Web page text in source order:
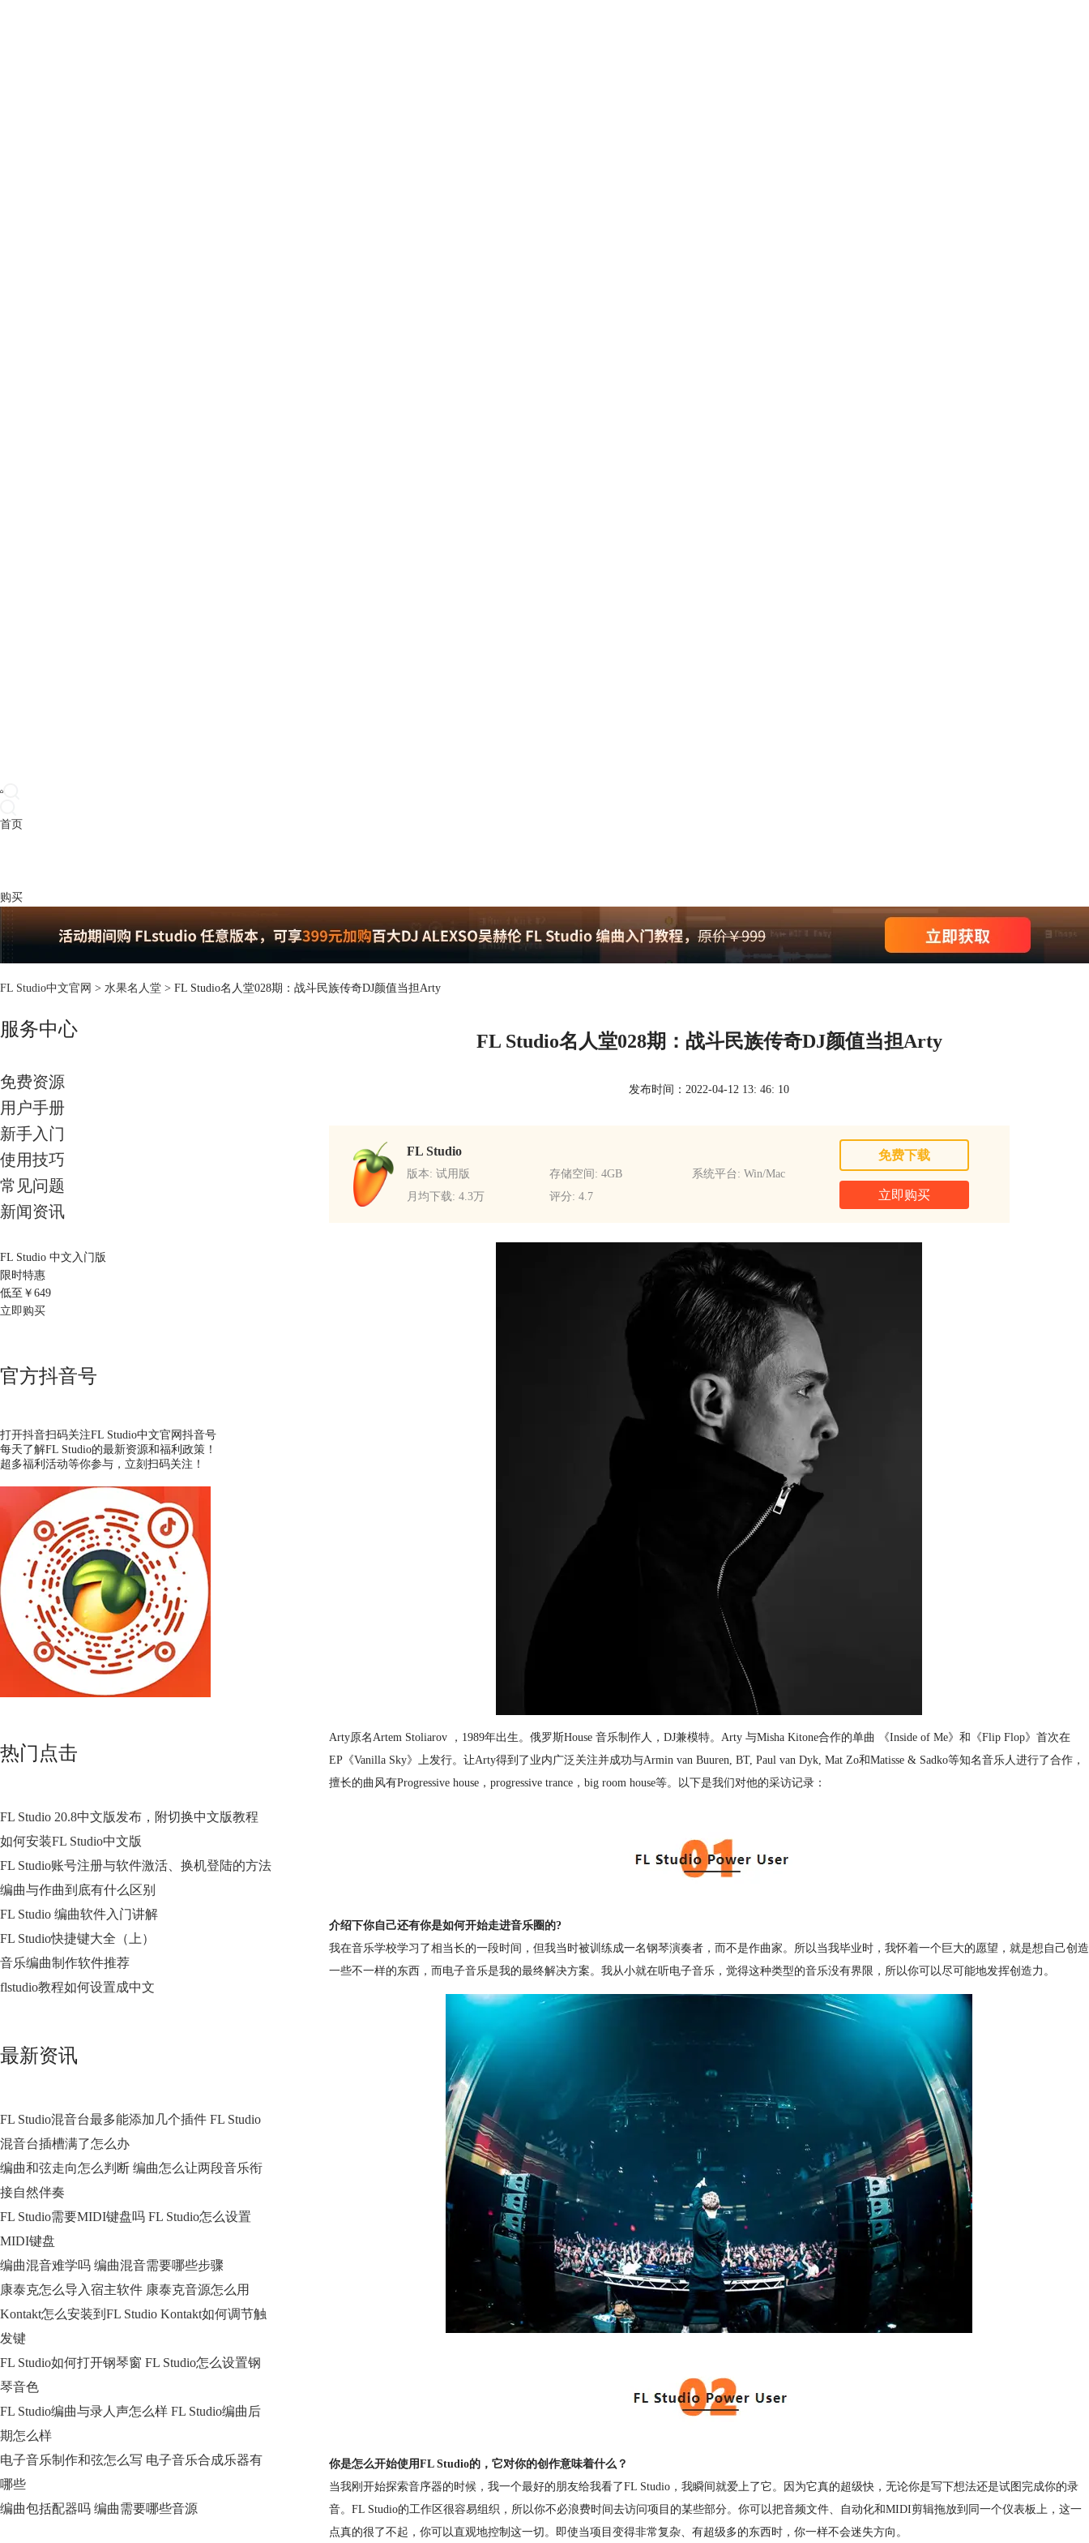
首页
购买
FL Studio中文官网 > 水果名人堂 > FL Studio名人堂028期：战斗民族传奇DJ颜值当担Arty
服务中心
免费资源
用户手册
新手入门
使用技巧
常见问题
新闻资讯
FL Studio 中文入门版
限时特惠
低至￥ 649
立即购买
官方抖音号
打开抖音扫码关注FL Studio中文官网抖音号
每天了解FL Studio的最新资源和福利政策！
超多福利活动等你参与，立刻扫码关注！
热门点击
FL Studio 20.8中文版发布，附切换中文版教程
如何安装FL Studio中文版
FL Studio账号注册与软件激活、换机登陆的方法
编曲与作曲到底有什么区别
FL Studio 编曲软件入门讲解
FL Studio快捷键大全（上）
音乐编曲制作软件推荐
flstudio教程如何设置成中文
最新资讯
FL Studio混音台最多能添加几个插件 FL Studio
混音台插槽满了怎么办
编曲和弦走向怎么判断 编曲怎么让两段音乐衔
接自然伴奏
FL Studio需要MIDI键盘吗 FL Studio怎么设置
MIDI键盘
编曲混音难学吗 编曲混音需要哪些步骤
康泰克怎么导入宿主软件 康泰克音源怎么用
Kontakt怎么安装到FL Studio Kontakt如何调节触
发键
FL Studio如何打开钢琴窗 FL Studio怎么设置钢
琴音色
FL Studio编曲与录人声怎么样 FL Studio编曲后
期怎么样
电子音乐制作和弦怎么写 电子音乐合成乐器有
哪些
编曲包括配器吗 编曲需要哪些音源
FL Studio名人堂028期：战斗民族传奇DJ颜值当担Arty
发布时间：2022-04-12 13: 46: 10
FL Studio
版本: 试用版 存储空间: 4GB
系统平台: Win/Mac
月均下载: 4.3万
评分: 4.7
免费下载
立即购买
Arty原名Artem Stoliarov ，1989年出生。俄罗斯House 音乐制作人，DJ兼模特。Arty 与Misha Kitone合作的单曲 《Inside of Me》和《Flip Flop》首次在
EP《Vanilla Sky》上发行。让Arty得到了业内广泛关注并成功与Armin van Buuren, BT, Paul van Dyk, Mat Zo和Matisse & Sadko等知名音乐人进行了合作，
擅长的曲风有Progressive house，progressive trance，big room house等。以下是我们对他的采访记录：
介绍下你自己还有你是如何开始走进音乐圈的?
我在音乐学校学习了相当长的一段时间，但我当时被训练成一名钢琴演奏者，而不是作曲家。所以当我毕业时，我怀着一个巨大的愿望，就是想自己创造
一些不一样的东西，而电子音乐是我的最终解决方案。我从小就在听电子音乐，觉得这种类型的音乐没有界限，所以你可以尽可能地发挥创造力。
你是怎么开始使用FL Studio的，它对你的创作意味着什么？
当我刚开始探索音序器的时候，我一个最好的朋友给我看了FL Studio，我瞬间就爱上了它。因为它真的超级快，无论你是写下想法还是试图完成你的录
音。FL Studio的工作区很容易组织，所以你不必浪费时间去访问项目的某些部分。你可以把音频文件、自动化和MIDI剪辑拖放到同一个仪表板上，这一
点真的很了不起，你可以直观地控制这一切。即使当项目变得非常复杂、有超级多的东西时，你一样不会迷失方向。